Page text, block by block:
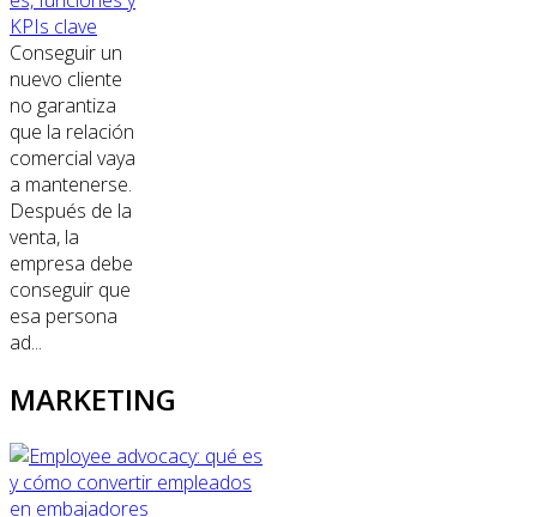
KPIs clave
Conseguir un
nuevo cliente
no garantiza
que la relación
comercial vaya
a mantenerse.
Después de la
venta, la
empresa debe
conseguir que
esa persona
ad...
MARKETING